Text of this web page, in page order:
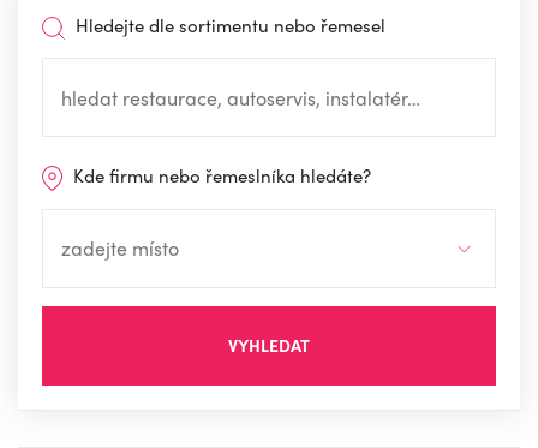
Hledejte dle sortimentu nebo řemesel
Kde firmu nebo řemeslníka hledáte?
VYHLEDAT